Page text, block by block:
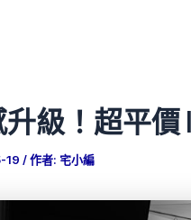
級！超平價
19 / 作者: 宅小編